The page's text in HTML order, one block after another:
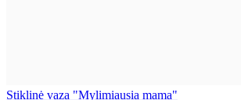
Stiklinė vaza "Mylimiausia mama"